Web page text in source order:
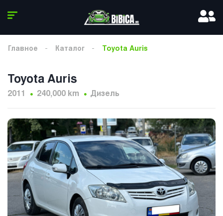
Главное Каталог Toyota Auris
Toyota Auris
2011 240,000 km Дизель